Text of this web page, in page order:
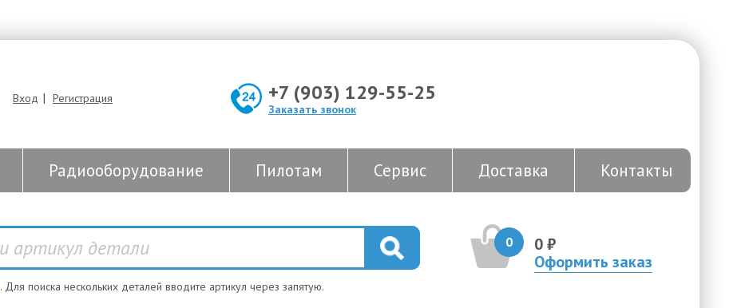
Вход | Регистрация +7 (903) 129-55-25
Заказать звонок
Радиооборудование Пилотам Сервис Доставка Контакты
0
0 ₽
Оформить заказ
. Для поиска нескольких деталей вводите артикул через запятую.